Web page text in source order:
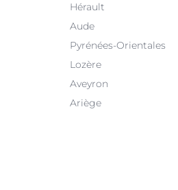
Hérault
Aude
Pyrénées-Orientales
Lozère
Aveyron
Ariège